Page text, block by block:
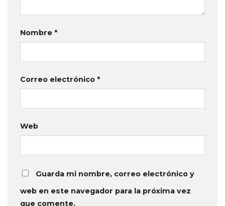
Nombre *
Correo electrónico *
Web
Guarda mi nombre, correo electrónico y
web en este navegador para la próxima vez
que comente.